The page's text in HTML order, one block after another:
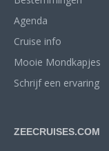
Agenda
Cruise info
Mooie Mondkapjes
Schrijf een ervaring
ZEECRUISES.COM